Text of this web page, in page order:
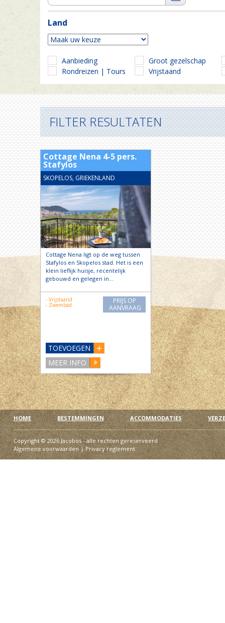
Land
Aanbieding
Groot gezelschap
Rondreizen | Tours
Vrijstaand
FILTER RESULTATEN
Cottage Nena 4-5 pers.
Stafylos
SKOPELOS, GRIEKENLAND
Cottage Nena ligt op de weg tussen
Stafylos en Skopelos stad. Het is een
klein lieflijk huisje, recentelijk
gebouwd en gelegen in…
- Vrijstaand
- Zwembad
PRIJS OP
AANVRAAG
TOEVOEGEN
MEER INFO
HOME BESTEMMINGEN ACCOMMODATIES
Copyright © 2026 Jacobos - alle rechten gereserveerd
Algemene voorwaarden|Privacy reglement